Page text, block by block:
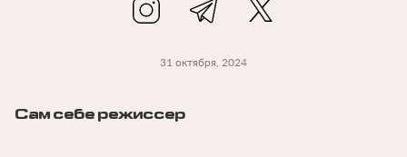
31 октября, 2024
Сам себе режиссер